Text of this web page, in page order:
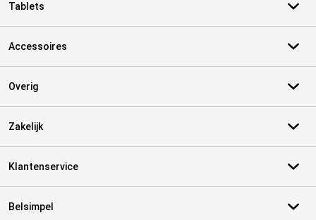
Tablets
Accessoires
Overig
Zakelijk
Klantenservice
Belsimpel